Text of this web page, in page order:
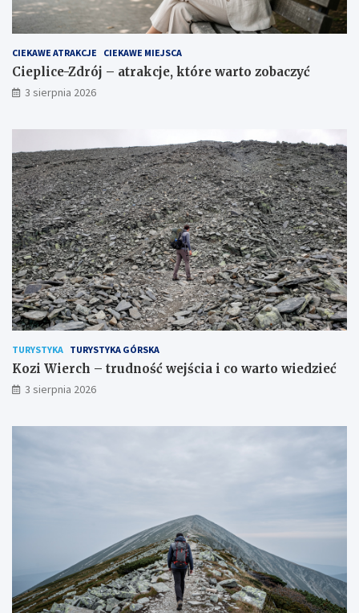
CIEKAWE ATRAKCJE CIEKAWE MIEJSCA
Cieplice-Zdrój – atrakcje, które warto zobaczyć
3 sierpnia 2026
TURYSTYKA TURYSTYKA GÓRSKA
Kozi Wierch – trudność wejścia i co warto wiedzieć
3 sierpnia 2026